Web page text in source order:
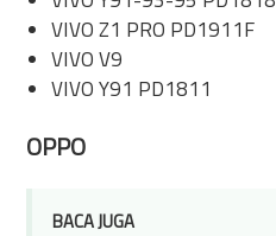
VIVO Z1 PRO PD1911F
VIVO V9
VIVO Y91 PD1811
OPPO
BACA JUGA